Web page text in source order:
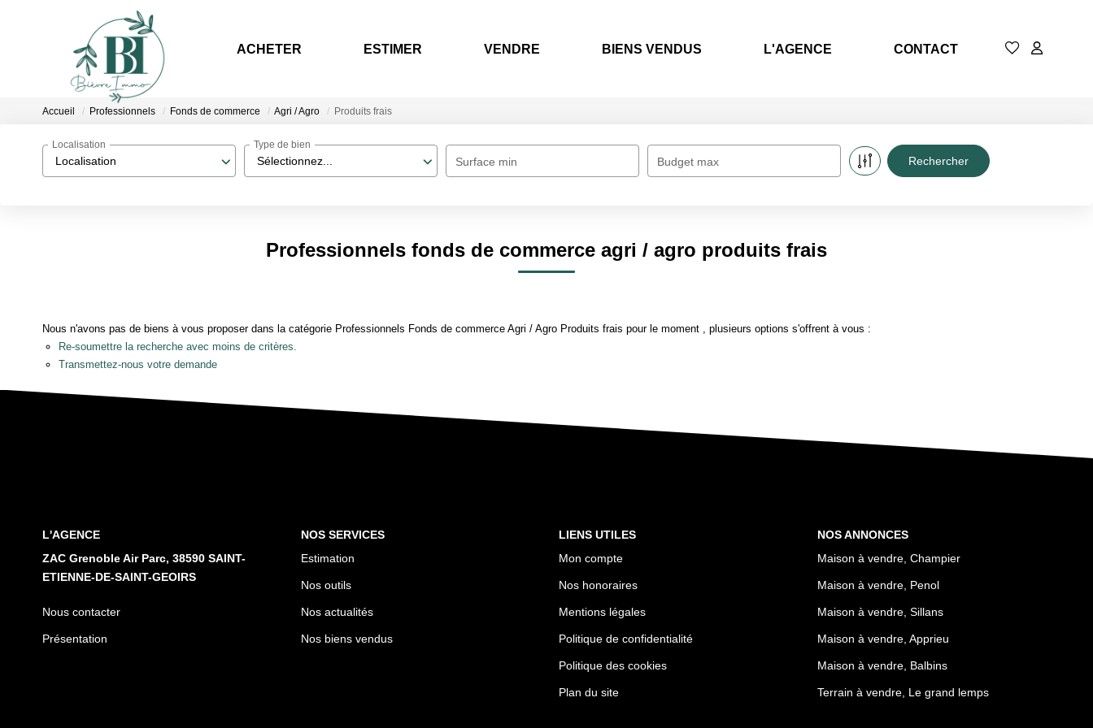
ACHETER ESTIMER VENDRE BIENS VENDUS L'AGENCE CONTACT
Accueil Professionnels Fonds de commerce Agri / Agro Produits frais
Localisation
Localisation
Sélectionnez...
Type de bien
Surface min Budget max
Professionnels fonds de commerce agri / agro produits frais
Nous n'avons pas de biens à vous proposer dans la catégorie Professionnels Fonds de commerce Agri / Agro Produits frais pour le moment , plusieurs options s'offrent à vous :
Re-soumettre la recherche avec moins de critères.
Transmettez-nous votre demande
L'AGENCE
ZAC Grenoble Air Parc, 38590 SAINT-
ETIENNE-DE-SAINT-GEOIRS
Nous contacter
Présentation
NOS SERVICES
Estimation
Nos outils
Nos actualités
Nos biens vendus
LIENS UTILES
Mon compte
Nos honoraires
Mentions légales
Politique de confidentialité
Politique des cookies
Plan du site
NOS ANNONCES
Maison à vendre, Champier
Maison à vendre, Penol
Maison à vendre, Sillans
Maison à vendre, Apprieu
Maison à vendre, Balbins
Terrain à vendre, Le grand lemps